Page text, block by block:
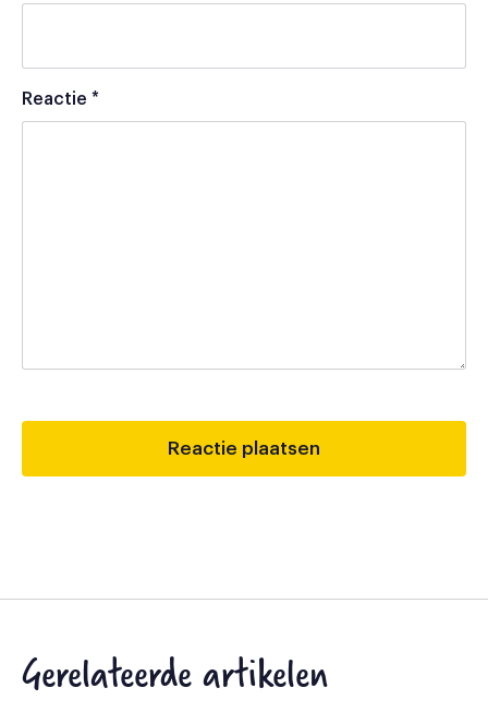
Reactie *
Gerelateerde artikelen